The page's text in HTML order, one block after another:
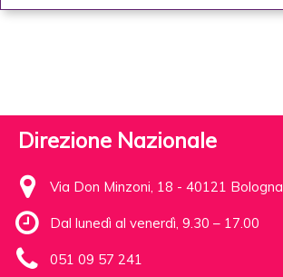
Direzione Nazionale
Via Don Minzoni, 18 - 40121 Bologna
Dal lunedì al venerdì, 9.30 – 17.00
051 09 57 241